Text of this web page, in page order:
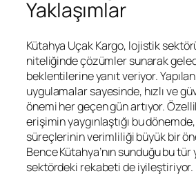
Yaklaşımlar
Kütahya Uçak Kargo, lojistik
niteliğinde çözümler sunarak
beklentilerine yanıt veriyor.
uygulamalar sayesinde, hızlı ve
önemi her geçen gün artıyor.
erişimin yaygınlaştığı bu
süreçlerinin verimliliği büyük bir
Bence Kütahya’nın sunduğu bu
sektördeki rekabeti de iyileştiriyor.